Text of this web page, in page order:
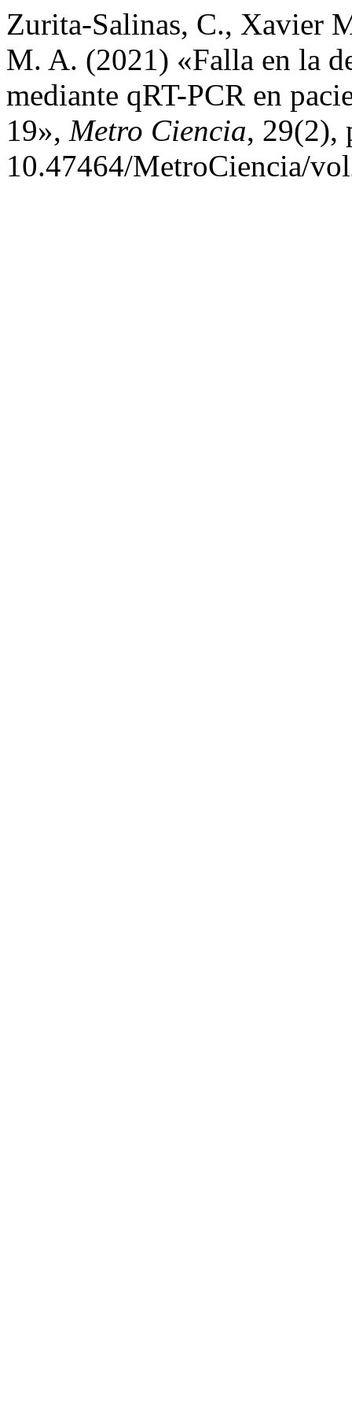
Zurita-Salinas, C., Xavier
M. A. (2021) «Falla en la
mediante qRT-PCR en
19», Metro Ciencia, 29(2),
10.47464/MetroCiencia/